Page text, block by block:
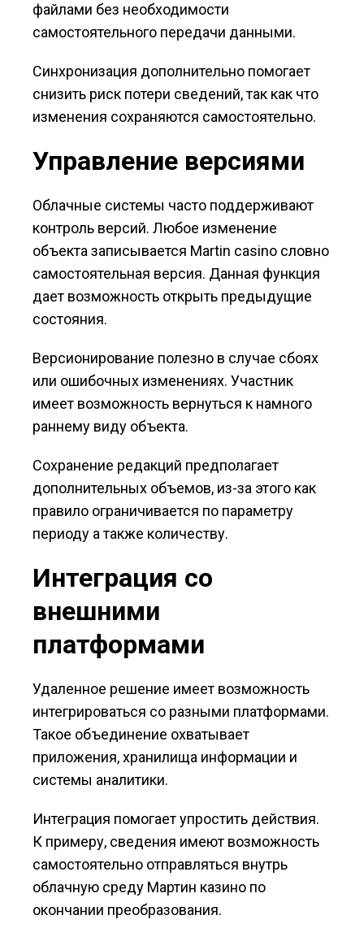
файлами без необходимости
самостоятельного передачи данными.
Синхронизация дополнительно помогает
снизить риск потери сведений, так как что
изменения сохраняются самостоятельно.
Управление версиями
Облачные системы часто поддерживают
контроль версий. Любое изменение
объекта записывается Martin casino словно
самостоятельная версия. Данная функция
дает возможность открыть предыдущие
состояния.
Версионирование полезно в случае сбоях
или ошибочных изменениях. Участник
имеет возможность вернуться к намного
раннему виду объекта.
Сохранение редакций предполагает
дополнительных объемов, из-за этого как
правило ограничивается по параметру
периоду а также количеству.
Интеграция со
внешними
платформами
Удаленное решение имеет возможность
интегрироваться со разными платформами.
Такое объединение охватывает
приложения, хранилища информации и
системы аналитики.
Интеграция помогает упростить действия.
К примеру, сведения имеют возможность
самостоятельно отправляться внутрь
облачную среду Мартин казино по
окончании преобразования.